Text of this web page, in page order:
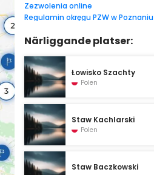
Zezwolenia online
Regulamin okręgu PZW w Poznaniu
Närliggande platser:
Łowisko Szachty
Polen
Staw Kachlarski
Polen
Staw Baczkowski